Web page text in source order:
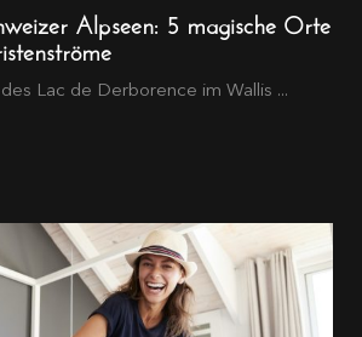
Alpseen: 5 magische Orte
Lac de Derborence im Wallis ...